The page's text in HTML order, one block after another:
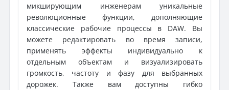
микширующим инженерам уникальные
революционные функции, дополняющие
классические рабочие процессы в DAW. Вы
можете редактировать во время записи,
применять эффекты индивидуально к
отдельным объектам и визуализировать
громкость, частоту и фазу для выбранных
дорожек. Также вам доступны гибко